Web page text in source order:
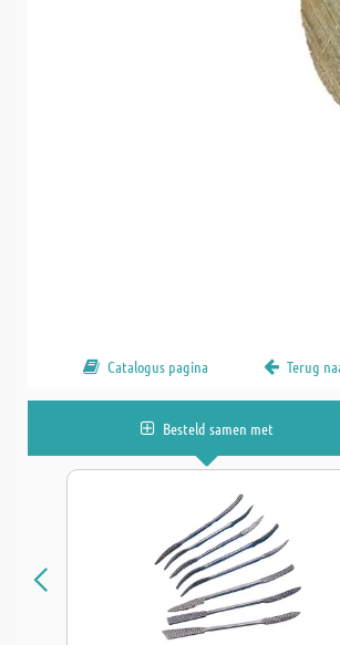
Catalogus pagina Terug
Besteld samen met